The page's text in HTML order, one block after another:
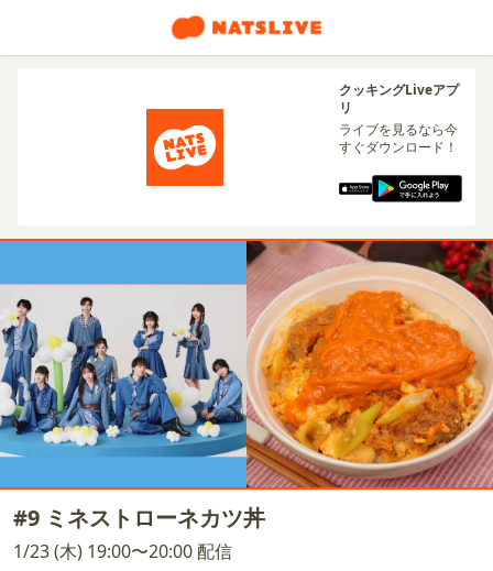
クッキングLiveアプ
リ
ライブを見るなら今
すぐダウンロード！
#9 ミネストローネカツ丼
1/23 (木) 19:00〜20:00 配信